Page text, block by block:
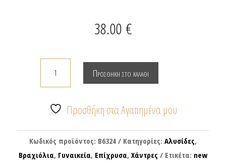
38.00 €
χάντρες
επίχρυσα
στοιχεία
Προσθήκη στο καλάθι
Προσθήκη στα Αγαπημένα μου
Κωδικός προϊόντος: B6324 Κατηγορίες: Αλυσίδες,
Βραχιόλια, Γυναικεία, Επίχρυσα, Χάντρες Ετικέτα: new